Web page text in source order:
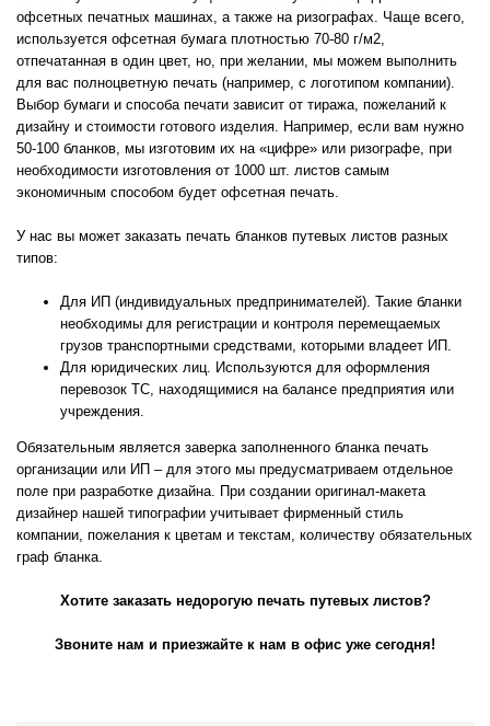
офсетных печатных машинах, а также на ризографах. Чаще всего,
используется офсетная бумага плотностью 70-80 г/м2,
отпечатанная в один цвет, но, при желании, мы можем выполнить
для вас полноцветную печать (например, с логотипом компании).
Выбор бумаги и способа печати зависит от тиража, пожеланий к
дизайну и стоимости готового изделия. Например, если вам нужно
50-100 бланков, мы изготовим их на «цифре» или ризографе, при
необходимости изготовления от 1000 шт. листов самым
экономичным способом будет офсетная печать.
У нас вы может заказать печать бланков путевых листов разных
типов:
Для ИП (индивидуальных предпринимателей). Такие бланки
необходимы для регистрации и контроля перемещаемых
грузов транспортными средствами, которыми владеет ИП.
Для юридических лиц. Используются для оформления
перевозок ТС, находящимися на балансе предприятия или
учреждения.
Обязательным является заверка заполненного бланка печать
организации или ИП – для этого мы предусматриваем отдельное
поле при разработке дизайна. При создании оригинал-макета
дизайнер нашей типографии учитывает фирменный стиль
компании, пожелания к цветам и текстам, количеству обязательных
граф бланка.
Хотите заказать недорогую печать путевых листов?
Звоните нам и приезжайте к нам в офис уже сегодня!